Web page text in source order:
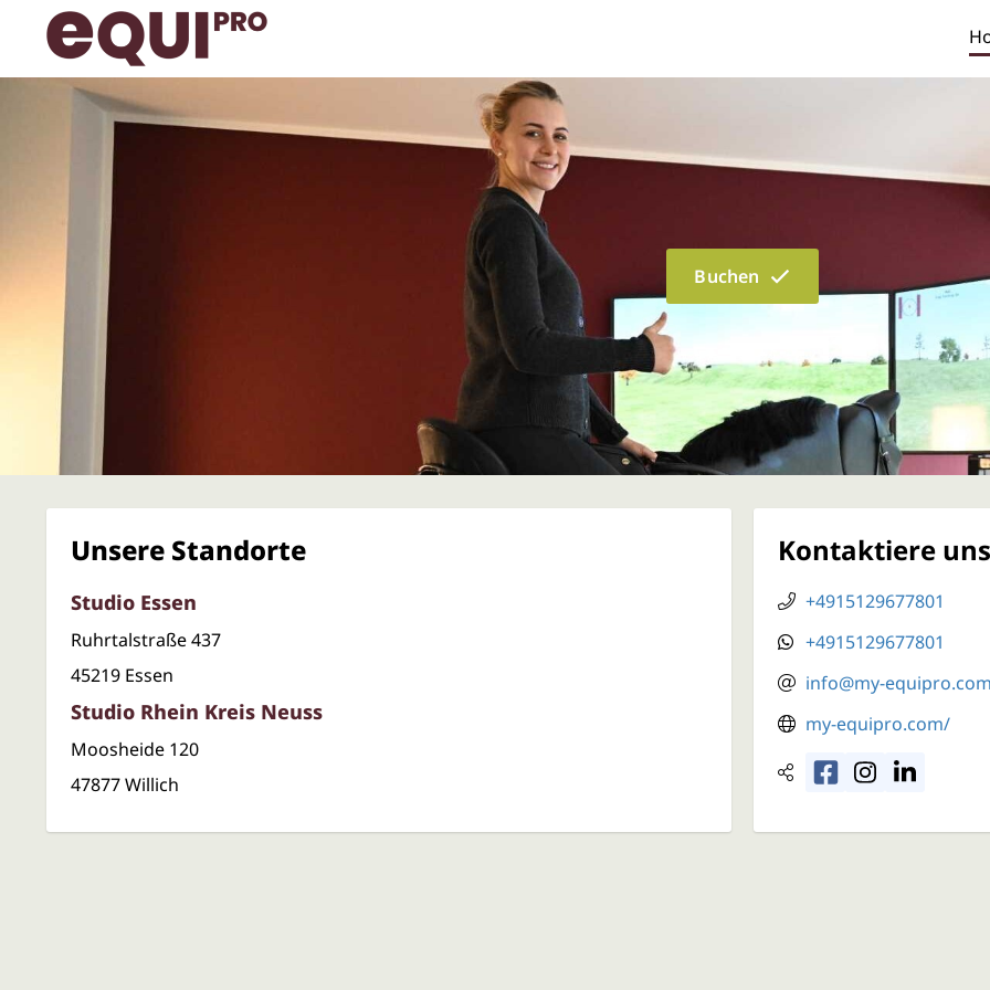
Buchen
Studio Essen
Ruhrtalstraße 437
45219 Essen
Studio Rhein Kreis Neuss
Moosheide 120
47877 Willich
Kontaktiere uns
+4915129677801
+4915129677801
info@my-
my-equipro.com/